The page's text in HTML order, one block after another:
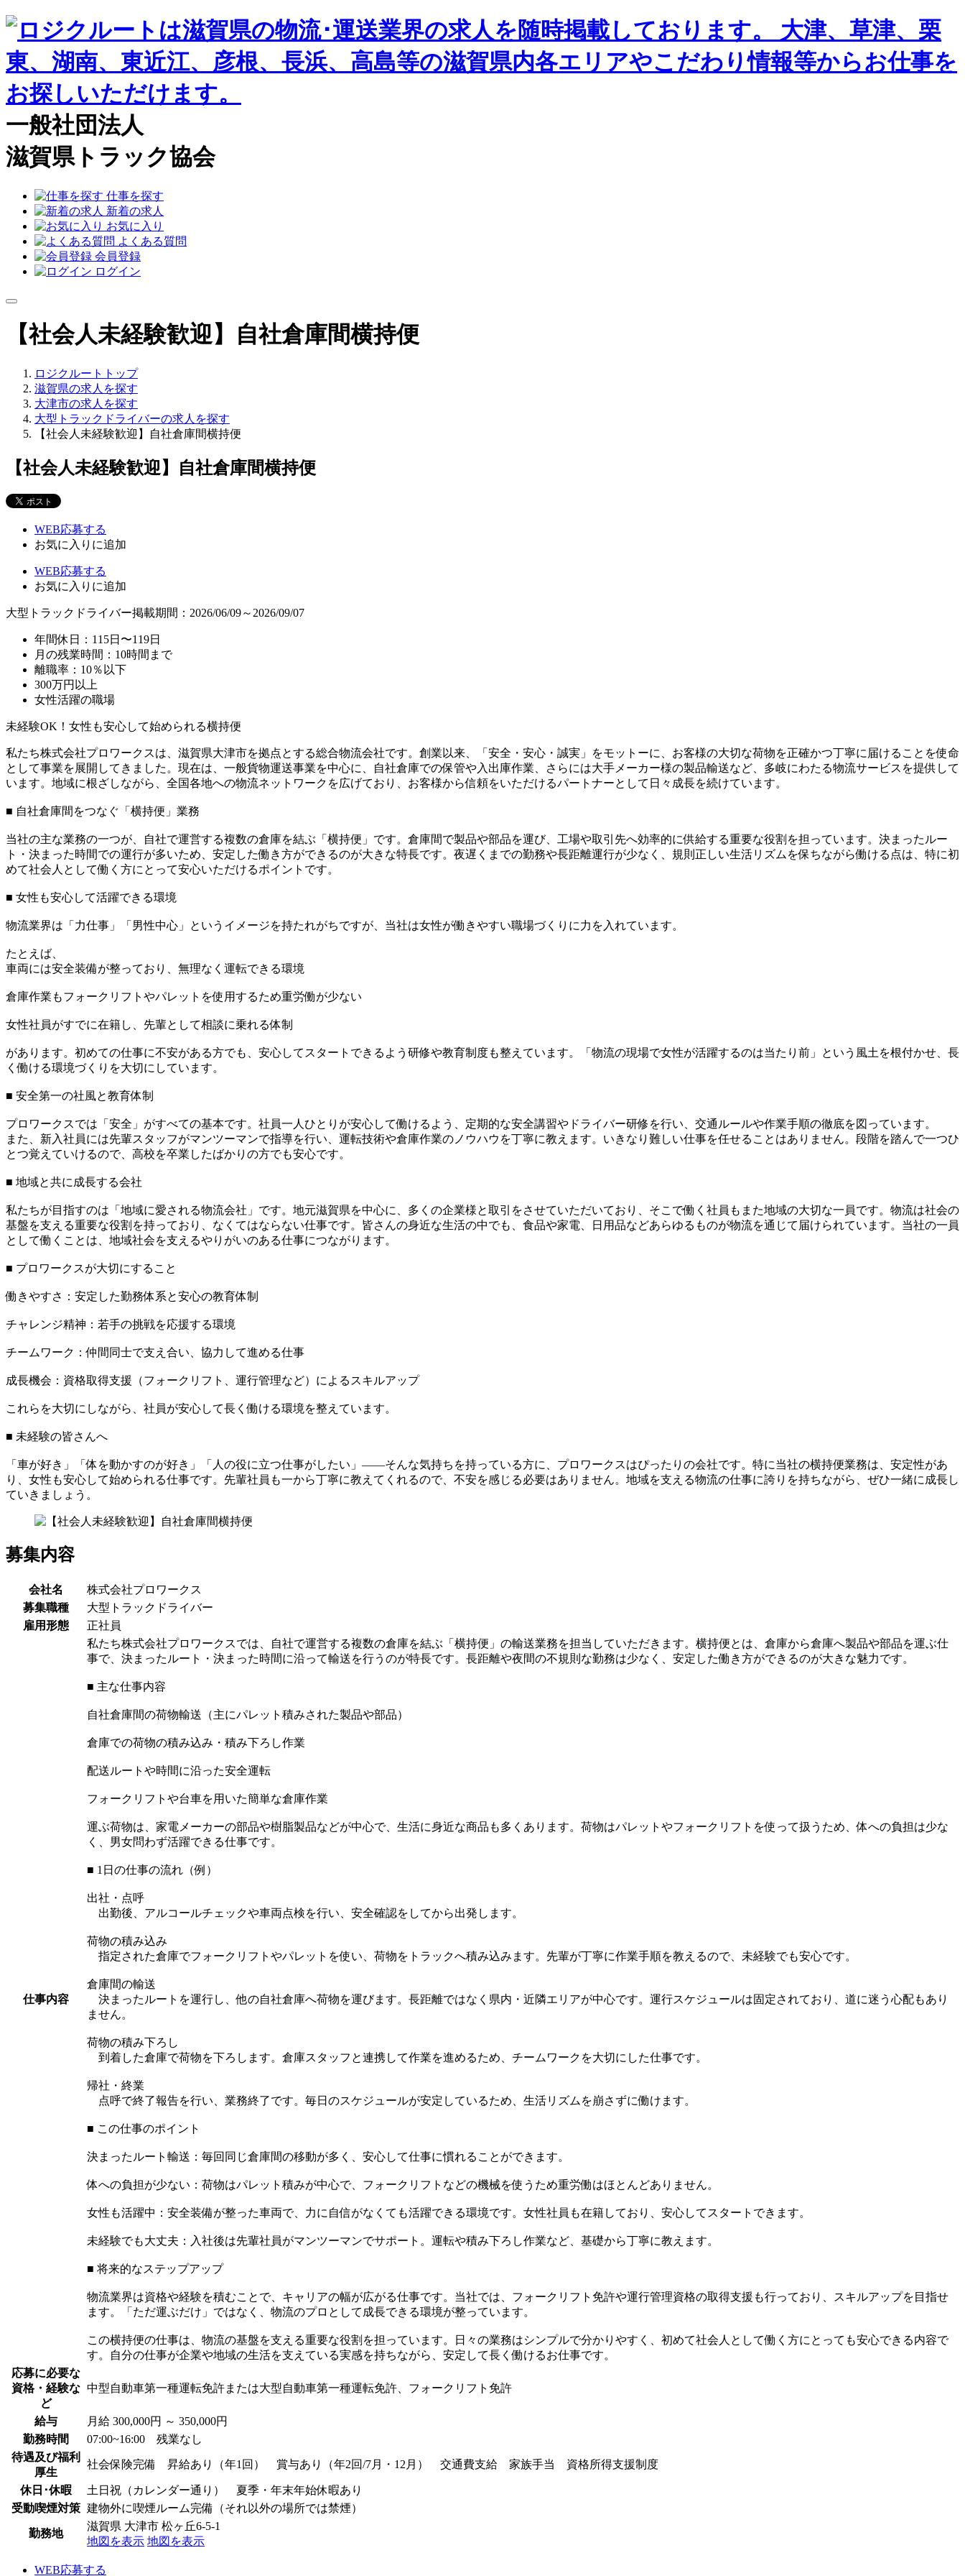
一般社団法人
滋賀県トラック協会
仕事を探す
新着の求人
お気に入り
よくある質問
会員登録
ログイン
【社会人未経験歓迎】自社倉庫間横持便
ロジクルートトップ
滋賀県の求人を探す
大津市の求人を探す
大型トラックドライバーの求人を探す
【社会人未経験歓迎】自社倉庫間横持便
【社会人未経験歓迎】自社倉庫間横持便
WEB応募する
お気に入り に追加
WEB応募する
お気に入り に追加
大型トラックドライバー掲載期間：2026/06/09～2026/09/07
年間休日：115日〜119日
月の残業時間：10時間まで
離職率：10％以下
300万円以上
女性活躍の職場
未経験OK！女性も安心して始められる横持便
私たち株式会社プロワークスは、滋賀県大津市を拠点とする総合物流会社です。創業以来、「安全・安心・誠実」をモットーに、お客様の大切な荷物を正確かつ丁寧に届けることを使命
として事業を展開してきました。現在は、一般貨物運送事業を中心に、自社倉庫での保管や入出庫作業、さらには大手メーカー様の製品輸送など、多岐にわたる物流サービスを提供して
います。地域に根ざしながら、全国各地への物流ネットワークを広げており、お客様から信頼をいただけるパートナーとして日々成長を続けています。
■ 自社倉庫間をつなぐ「横持便」業務
当社の主な業務の一つが、自社で運営する複数の倉庫を結ぶ「横持便」です。倉庫間で製品や部品を運び、工場や取引先へ効率的に供給する重要な役割を担っています。決まったルー
ト・決まった時間での運行が多いため、安定した働き方ができるのが大きな特長です。夜遅くまでの勤務や長距離運行が少なく、規則正しい生活リズムを保ちながら働ける点は、特に初
めて社会人として働く方にとって安心いただけるポイントです。
■ 女性も安心して活躍できる環境
物流業界は「力仕事」「男性中心」というイメージを持たれがちですが、当社は女性が働きやすい職場づくりに力を入れています。
たとえば、
車両には安全装備が整っており、無理なく運転できる環境
倉庫作業もフォークリフトやパレットを使用するため重労働が少ない
女性社員がすでに在籍し、先輩として相談に乗れる体制
があります。初めての仕事に不安がある方でも、安心してスタートできるよう研修や教育制度も整えています。「物流の現場で女性が活躍するのは当たり前」という風土を根付かせ、長
く働ける環境づくりを大切にしています。
■ 安全第一の社風と教育体制
プロワークスでは「安全」がすべての基本です。社員一人ひとりが安心して働けるよう、定期的な安全講習やドライバー研修を行い、交通ルールや作業手順の徹底を図っています。
また、新入社員には先輩スタッフがマンツーマンで指導を行い、運転技術や倉庫作業のノウハウを丁寧に教えます。いきなり難しい仕事を任せることはありません。段階を踏んで一つひ
とつ覚えていけるので、高校を卒業したばかりの方でも安心です。
■ 地域と共に成長する会社
私たちが目指すのは「地域に愛される物流会社」です。地元滋賀県を中心に、多くの企業様と取引をさせていただいており、そこで働く社員もまた地域の大切な一員です。物流は社会の
基盤を支える重要な役割を持っており、なくてはならない仕事です。皆さんの身近な生活の中でも、食品や家電、日用品などあらゆるものが物流を通じて届けられています。当社の一員
として働くことは、地域社会を支えるやりがいのある仕事につながります。
■ プロワークスが大切にすること
働きやすさ：安定した勤務体系と安心の教育体制
チャレンジ精神：若手の挑戦を応援する環境
チームワーク：仲間同士で支え合い、協力して進める仕事
成長機会：資格取得支援（フォークリフト、運行管理など）によるスキルアップ
これらを大切にしながら、社員が安心して長く働ける環境を整えています。
■ 未経験の皆さんへ
「車が好き」「体を動かすのが好き」「人の役に立つ仕事がしたい」――そんな気持ちを持っている方に、プロワークスはぴったりの会社です。特に当社の横持便業務は、安定性があ
り、女性も安心して始められる仕事です。先輩社員も一から丁寧に教えてくれるので、不安を感じる必要はありません。地域を支える物流の仕事に誇りを持ちながら、ぜひ一緒に成長し
ていきましょう。
募集内容
会社名
株式会社プロワークス
募集職種
大型トラックドライバー
雇用形態
正社員
仕事内容
私たち株式会社プロワークスでは、自社で運営する複数の倉庫を結ぶ「横持便」の輸送業務を担当していただきます。横持便とは、倉庫から倉庫へ製品や部品を運ぶ仕
事で、決まったルート・決まった時間に沿って輸送を行うのが特長です。長距離や夜間の不規則な勤務は少なく、安定した働き方ができるのが大きな魅力です。
■ 主な仕事内容
自社倉庫間の荷物輸送（主にパレット積みされた製品や部品）
倉庫での荷物の積み込み・積み下ろし作業
配送ルートや時間に沿った安全運転
フォークリフトや台車を用いた簡単な倉庫作業
運ぶ荷物は、家電メーカーの部品や樹脂製品などが中心で、生活に身近な商品も多くあります。荷物はパレットやフォークリフトを使って扱うため、体への負担は少な
く、男女問わず活躍できる仕事です。
■ 1日の仕事の流れ（例）
出社・点呼
出勤後、アルコールチェックや車両点検を行い、安全確認をしてから出発します。
荷物の積み込み
指定された倉庫でフォークリフトやパレットを使い、荷物をトラックへ積み込みます。先輩が丁寧に作業手順を教えるので、未経験でも安心です。
倉庫間の輸送
決まったルートを運行し、他の自社倉庫へ荷物を運びます。長距離ではなく県内・近隣エリアが中心です。運行スケジュールは固定されており、道に迷う心配もあり
ません。
荷物の積み下ろし
到着した倉庫で荷物を下ろします。倉庫スタッフと連携して作業を進めるため、チームワークを大切にした仕事です。
帰社・終業
点呼で終了報告を行い、業務終了です。毎日のスケジュールが安定しているため、生活リズムを崩さずに働けます。
■ この仕事のポイント
決まったルート輸送：毎回同じ倉庫間の移動が多く、安心して仕事に慣れることができます。
体への負担が少ない：荷物はパレット積みが中心で、フォークリフトなどの機械を使うため重労働はほとんどありません。
女性も活躍中：安全装備が整った車両で、力に自信がなくても活躍できる環境です。女性社員も在籍しており、安心してスタートできます。
未経験でも大丈夫：入社後は先輩社員がマンツーマンでサポート。運転や積み下ろし作業など、基礎から丁寧に教えます。
■ 将来的なステップアップ
物流業界は資格や経験を積むことで、キャリアの幅が広がる仕事です。当社では、フォークリフト免許や運行管理資格の取得支援も行っており、スキルアップを目指せ
ます。「ただ運ぶだけ」ではなく、物流のプロとして成長できる環境が整っています。
この横持便の仕事は、物流の基盤を支える重要な役割を担っています。日々の業務はシンプルで分かりやすく、初めて社会人として働く方にとっても安心できる内容で
す。自分の仕事が企業や地域の生活を支えている実感を持ちながら、安定して長く働けるお仕事です。
応募に必要な
資格・経験な
ど
中型自動車第一種運転免許または大型自動車第一種運転免許、フォークリフト免許
給与
月給 300,000円 ～ 350,000円
勤務時間
07:00~16:00 残業なし
待遇及び福利
厚生
社会保険完備 昇給あり（年1回） 賞与あり（年2回/7月・12月） 交通費支給 家族手当 資格所得支援制度
休日･休暇
土日祝（カレンダー通り） 夏季・年末年始休暇あり
受動喫煙対策 建物外に喫煙ルーム完備（それ以外の場所では禁煙）
勤務地
滋賀県 大津市 松ヶ丘6-5-1
地図を表示 地図を表示
WEB応募する